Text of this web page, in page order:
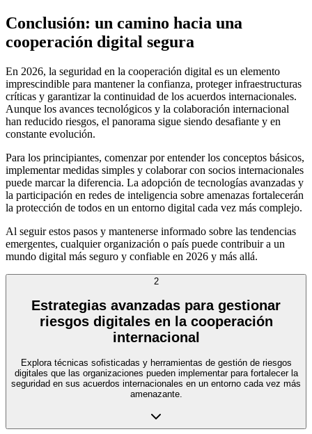
Conclusión: un camino hacia una
cooperación digital segura
En 2026, la seguridad en la cooperación digital es un elemento
imprescindible para mantener la confianza, proteger infraestructuras
críticas y garantizar la continuidad de los acuerdos internacionales.
Aunque los avances tecnológicos y la colaboración internacional
han reducido riesgos, el panorama sigue siendo desafiante y en
constante evolución.
Para los principiantes, comenzar por entender los conceptos básicos,
implementar medidas simples y colaborar con socios internacionales
puede marcar la diferencia. La adopción de tecnologías avanzadas y
la participación en redes de inteligencia sobre amenazas fortalecerán
la protección de todos en un entorno digital cada vez más complejo.
Al seguir estos pasos y mantenerse informado sobre las tendencias
emergentes, cualquier organización o país puede contribuir a un
mundo digital más seguro y confiable en 2026 y más allá.
2
Estrategias avanzadas para gestionar
riesgos digitales en la cooperación
internacional
Explora técnicas sofisticadas y herramientas de gestión de riesgos
digitales que las organizaciones pueden implementar para fortalecer la
seguridad en sus acuerdos internacionales en un entorno cada vez más
amenazante.